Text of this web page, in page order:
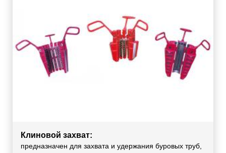
Клиновой захват:
предназначен для захвата и удержания буровых труб,